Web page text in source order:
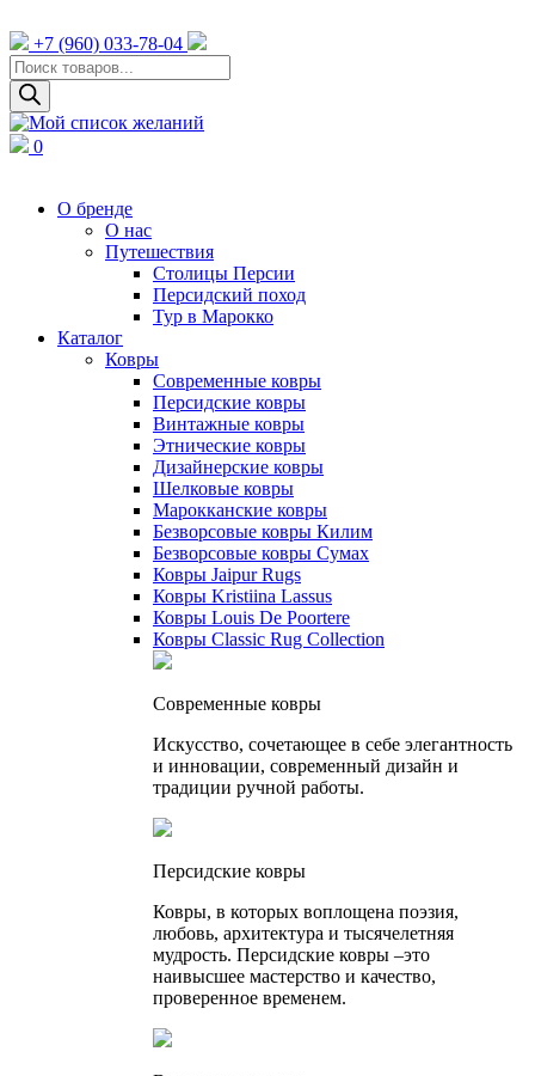
+7 (960) 033-78-04
Поиск
товаров
0
О бренде
О нас
Путешествия
Столицы Персии
Персидский поход
Тур в Марокко
Каталог
Ковры
Cовременные ковры
Персидские ковры
Винтажные ковры
Этнические ковры
Дизайнерские ковры
Шелковые ковры
Марокканские ковры
Безворсовые ковры Килим
Безворсовые ковры Сумах
Ковры Jaipur Rugs
Ковры Kristiina Lassus
Ковры Louis De Poortere
Ковры Classic Rug Collection
Cовременные ковры
Искусство, сочетающее в себе элегантность
и инновации, современный дизайн и
традиции ручной работы.
Персидские ковры
Ковры, в которых воплощена поэзия,
любовь, архитектура и тысячелетняя
мудрость. Персидские ковры –это
наивысшее мастерство и качество,
проверенное временем.